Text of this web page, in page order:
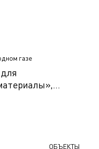
газе
ОБЪЕКТЫ